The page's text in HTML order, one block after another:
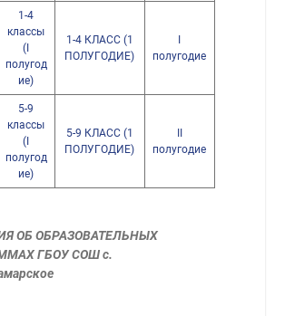
1-4
классы
(I
полугод
ие)
1-4 КЛАСС (1
ПОЛУГОДИЕ)
полугодие
5-9
классы
(I
полугод
ие)
5-9 КЛАСС (1
ПОЛУГОДИЕ)
полугодие
ОБ ОБРАЗОВАТЕЛЬНЫХ
ГБОУ СОШ с.